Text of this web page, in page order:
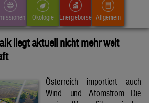
Ökologie Energiebörse Allgemein
liegt aktuell nicht mehr weit
Österreich importiert auch
Wind- und Atomstrom Die